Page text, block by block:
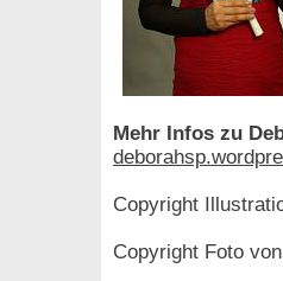
Mehr Infos zu
Copyright
Copyright Foto